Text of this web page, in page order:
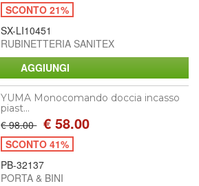
SCONTO 21%
SX-LI10451
RUBINETTERIA SANITEX
YUMA Monocomando doccia incasso
piast...
€ 98.00 € 58.00
SCONTO 41%
PB-32137
PORTA & BINI